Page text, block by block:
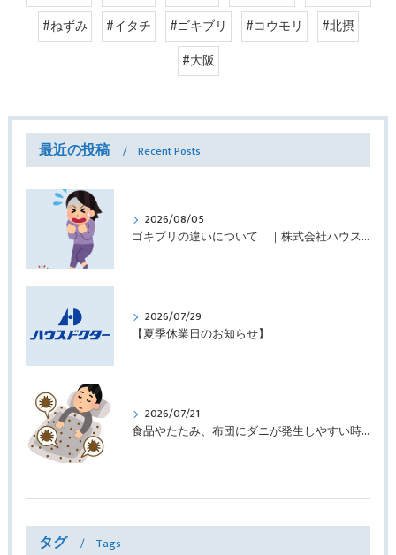
#ねずみ
#イタチ #ゴキブリ #コウモリ
#北摂
#大阪
最近の投稿 Recent Posts
2026/08/05
ゴキブリの違いについて ｜株式会社ハウスドクター
2026/07/29
【夏季休業日のお知らせ】
2026/07/21
食品やたたみ、布団にダニが発生しやすい時期です ｜株式会社ハウスドクター
タグ Tags